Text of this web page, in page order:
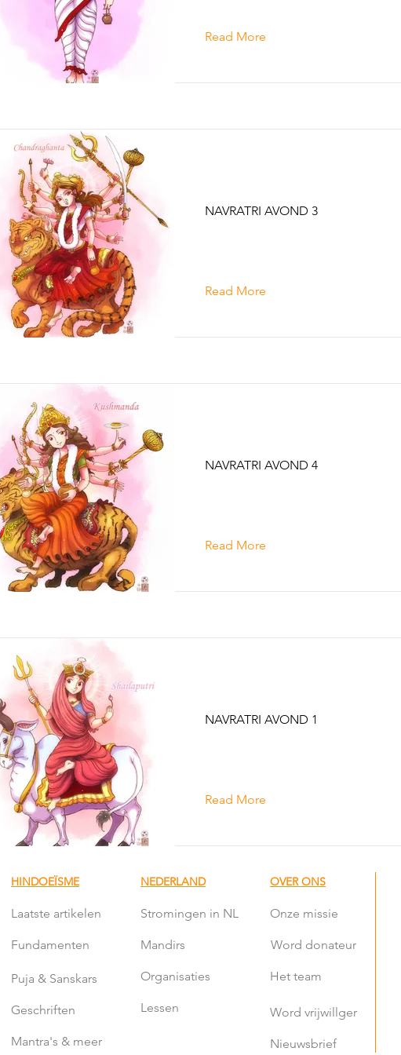
Read More
NAVRATRI AVOND 3
Read More
NAVRATRI AVOND 4
Read More
NAVRATRI AVOND 1
Read More
HINDOEÏSME
Laatste artikelen
Fundamenten
Puja & Sanskars
Geschriften
Mantra's & meer
NEDERLAND
Stromingen in NL
Mandirs
Organisaties
Lessen
OVER ONS
Onze missie
Word donateur
Word vrijwillger
Het team
Nieuwsbrief